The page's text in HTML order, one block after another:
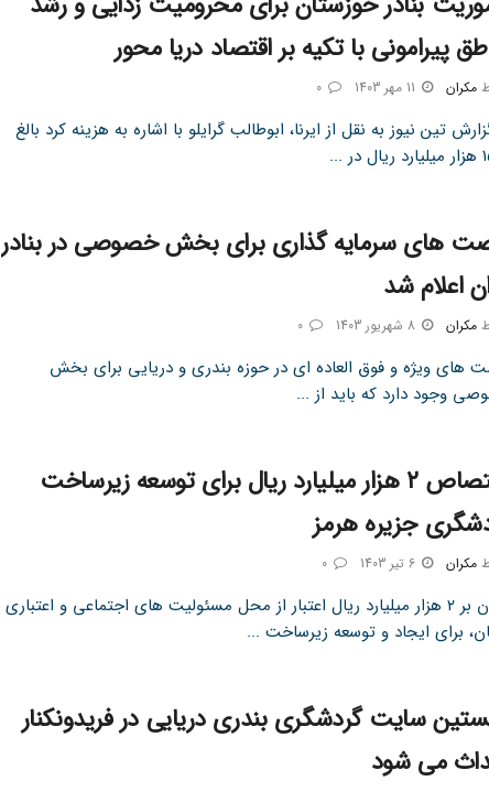
پیرامونی با تکیه بر اقتصاد دریا محور
مکران 0
تین نیوز به نقل از ایرنا، ابوطالب گرایلو با اشاره به هزینه کرد بالغ
های سرمایه گذاری برای بخش خصوصی در بنادر
اعلام شد
مکران 8 شهریور 1403 0
های ویژه و فوق العاده ای در حوزه بندری و دریایی برای بخش
وجود دارد که باید از ...
اختصاص ۲ هزار میلیارد ریال برای توسعه زیرساخت
جزیره هرمز
مکران 6 تیر 1403 0
افزون بر ۲ هزار میلیارد ریال اعتبار از محل مسئولیت های اجتماعی و اعتباری
برای ایجاد و توسعه زیرساخت ...
سایت گردشگری بندری دریایی در فریدونکنار
می شود